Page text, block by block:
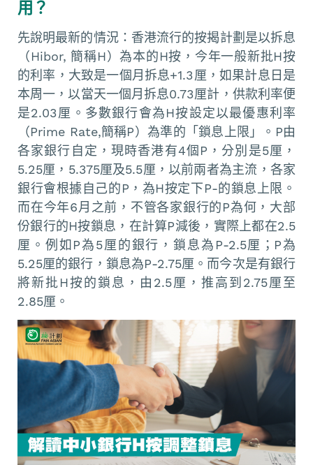
o
用？
先說明最新的情況：香港流行的按揭計劃是以拆息
（Hibor, 簡稱H）為本的H按，今年一般新批H按
的利率，大致是一個月拆息+1.3厘，如果計息日是
本周一，以當天一個月拆息0.73厘計，供款利率便
是2.03厘。多數銀行會為H按設定以最優惠利率
（Prime Rate,簡稱P）為準的「鎖息上限」。P由
各家銀行自定，現時香港有4個P，分別是5厘，
5.25厘，5.375厘及5.5厘，以前兩者為主流，各家
銀行會根據自己的P，為H按定下P-的鎖息上限。
而在今年6月之前，不管各家銀行的P為何，大部
份銀行的H按鎖息，在計算P減後，實際上都在2.5
厘。例如P為5厘的銀行，鎖息為P-2.5厘；P為
5.25厘的銀行，鎖息為P-2.75厘。而今次是有銀行
將新批H按的鎖息，由2.5厘，推高到2.75厘至
2.85厘。